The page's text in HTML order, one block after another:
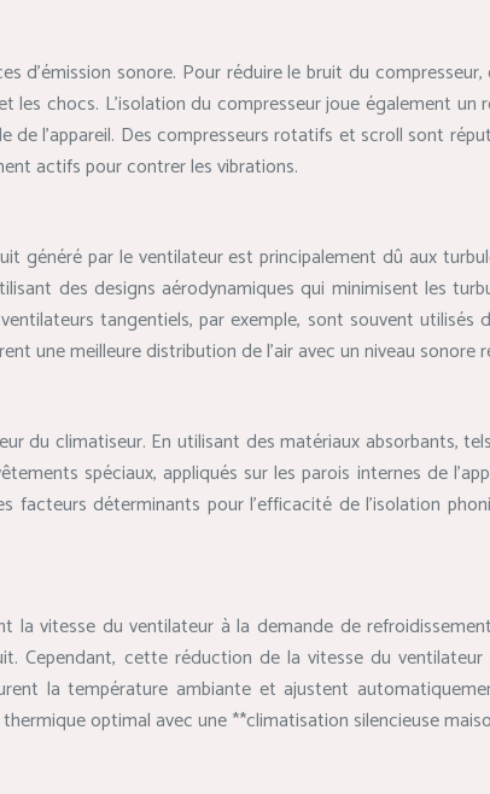
sonore. Pour réduire le bruit du
chocs. L’isolation du compresseur joue également un
l’appareil. Des compresseurs rotatifs et scroll sont
actifs pour contrer les vibrations.
par le ventilateur est principalement dû aux
des designs aérodynamiques qui minimisent les
tangentiels, par exemple, sont souvent utilisés
une meilleure distribution de l’air avec un niveau sonore
du climatiseur. En utilisant des matériaux absorbants,
spéciaux, appliqués sur les parois internes de
déterminants pour l’efficacité de l’isolation
vitesse du ventilateur à la demande de
Cependant, cette réduction de la vitesse du
la température ambiante et ajustent
optimal avec une **climatisation silencieuse